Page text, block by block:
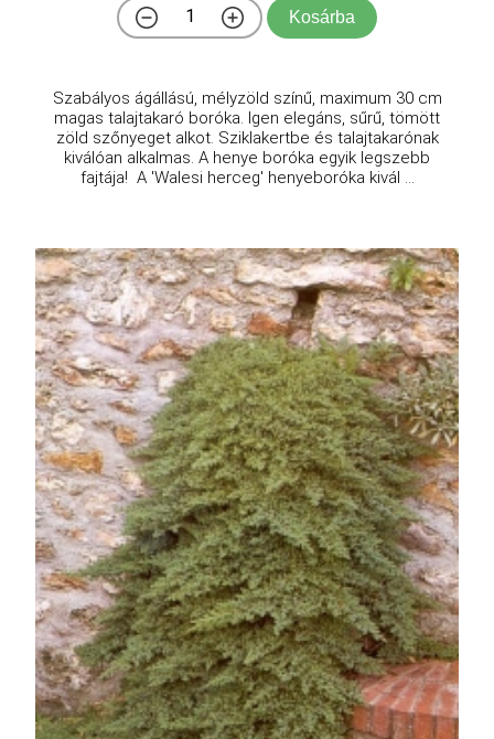
Kosárba
Szabályos ágállású, mélyzöld színű, maximum 30 cm
magas talajtakaró boróka. Igen elegáns, sűrű, tömött
zöld szőnyeget alkot. Sziklakertbe és talajtakarónak
kiválóan alkalmas. A henye boróka egyik legszebb
fajtája! A 'Walesi herceg' henyeboróka kivál ...